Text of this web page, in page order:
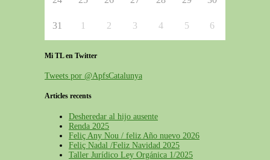
31 1 2 3 4 5 6
Mi TL en Twitter
Tweets por @ApfsCatalunya
Articles recents
Desheredar al hijo ausente
Renda 2025
Feliç Any Nou / feliz Año nuevo 2026
Feliç Nadal /Feliz Navidad 2025
Taller Jurídico Ley Orgánica 1/2025